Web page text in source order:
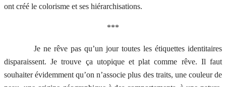
ont créé le colorisme et ses hiérarchisations.
***
Je ne rêve pas qu’un jour toutes les étiquettes identitaires
disparaissent. Je trouve ça utopique et plat comme rêve. Il faut
souhaiter évidemment qu’on n’associe plus des traits, une couleur de